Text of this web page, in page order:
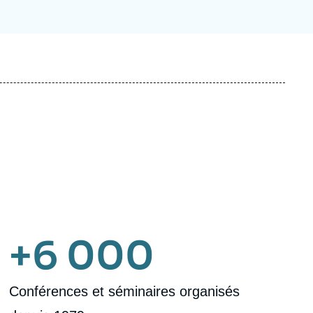
+6 000
Conférences et séminaires organisés